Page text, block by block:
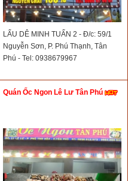
LẨU DÊ MINH TUẤN 2 - Đ/c: 59/1
Nguyễn Sơn, P. Phú Thạnh, Tân
Phú - Tel: 0938679967
Quán Ốc Ngon Lê Lư Tân Phú